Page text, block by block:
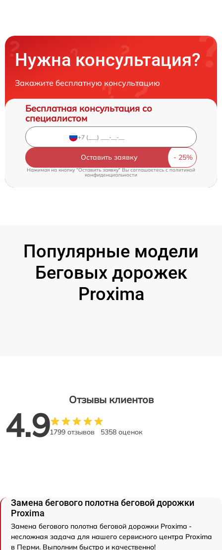
Нужна консультация?
Закажите бесплатную консультацию
Бесплатная консультация со
специалистом
Оставить заявку
Нажимая на кнопку "Оставить заявку" Вы соглашаетесь cполитикой
конфиденциальности
Популярные модели
Беговых дорожек
Proxima
Отзывы клиентов
4.91799 отзывов 5358 оценок
Замена бегового полотна беговой дорожки
Proxima
Замена бегового полотна беговой дорожки Proxima -
несложная задача для нашего сервисного центра Proxima
в Перми. Выполним быстро и качественно!